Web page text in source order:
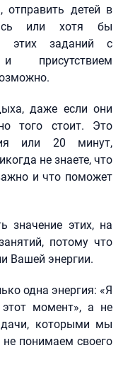
отправить детей в
или хотя бы
этих заданий с
присутствием
даже если они
того стоит. Это
или 20 минут,
не знаете, что
и что поможет
значение этих, на
потому что
Вашей энергии.
одна энергия: «Я
момент», а не
которыми мы
понимаем своего